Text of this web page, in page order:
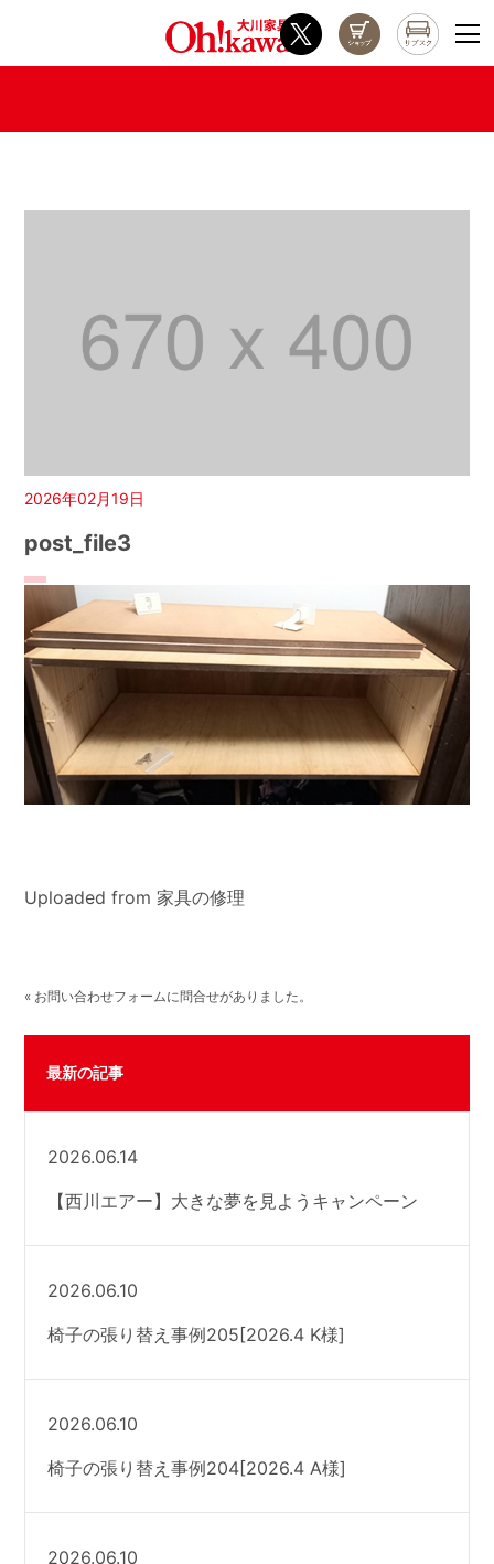
2026年02月19日
post_file3
Uploaded from 家具の修理
« お問い合わせフォームに問合せがありました。
最新の記事
2026.06.14
【西川エアー】大きな夢を見ようキャンペーン
2026.06.10
椅子の張り替え事例205[2026.4 K様]
2026.06.10
椅子の張り替え事例204[2026.4 A様]
2026.06.10